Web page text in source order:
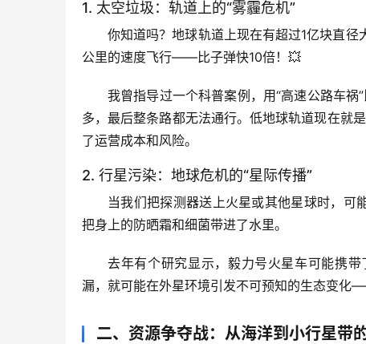
1. 太空垃圾：轨道上的“雾霾危机”
你知道吗？地球轨道上现在有超过1亿块直
公里的速度飞行——比子弹快10倍！💥
我曾指导过一个科普案例，用“高速公路车
多，最后整条路都无法通行。低地球轨道现在就
了运营成本和风险。
2. 行星污染：地球危机的“星际传播”
当我们把探测器送上火星或其他星球时，
把身上的防晒霜和细菌带进了水里。
去年有个研究显示，毅力号火星车可能携
漏，就可能在外星环境引发不可预知的生态变化
二、资源争夺战：从海洋到小行星带